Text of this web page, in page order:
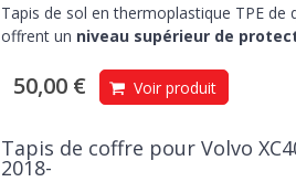
Tapis de sol en thermoplastique TPE de
offrent un niveau supérieur de
50,00 € Voir produit
Tapis de coffre pour Volvo
2018-